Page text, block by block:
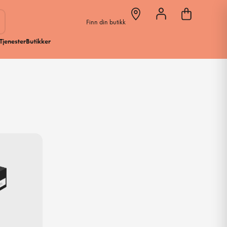
Finn din butikk
TjenesterButikker